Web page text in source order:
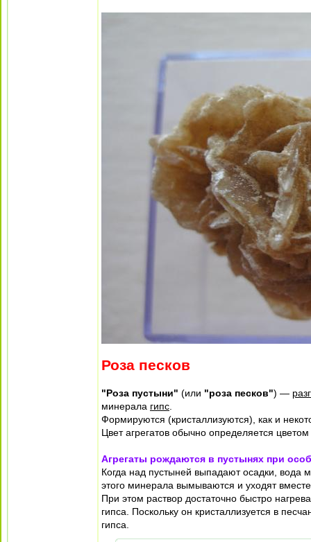
Роза песков
"Роза пустыни" (или "роза песков") —
минерала гипс
Формируются (кристаллизуются), как и
Цвет агрегатов обычно определяется
Агрегаты рождаются в пустынях при
Когда над пустыней выпадают осадки, вода
этого минерала вымываются и уходят
При этом раствор достаточно быстро
гипса. Поскольку он кристаллизуется в
гипса.